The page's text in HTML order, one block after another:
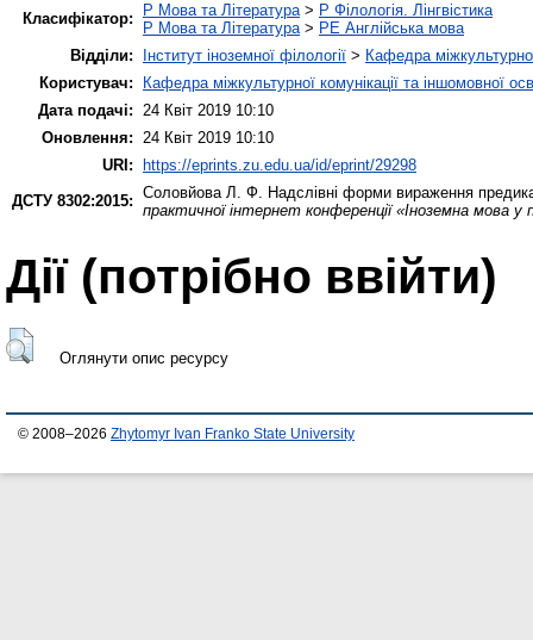
Класифікатор:
P Мова та Література> P Філологія. Лінгвістика
P Мова та Література> PE Англійська мова
Відділи:
Інститут іноземної філології > Кафедра
Користувач:
Кафедра міжкультурної комунікації та іншомовної
Дата подачі: 24 Квіт 2019 10:10
Оновлення: 24 Квіт 2019 10:10
URI:
https://eprints.zu.edu.ua/id/eprint/29298
ДСТУ 8302:2015: Соловйова Л. Ф. Надслівні форми вираження
практичної інтернет конференції «Іноземна мова у
Дії ​​(потрібно ввійти)
Оглянути опис ресурсу
© 2008–2026 Zhytomyr Ivan Franko State University